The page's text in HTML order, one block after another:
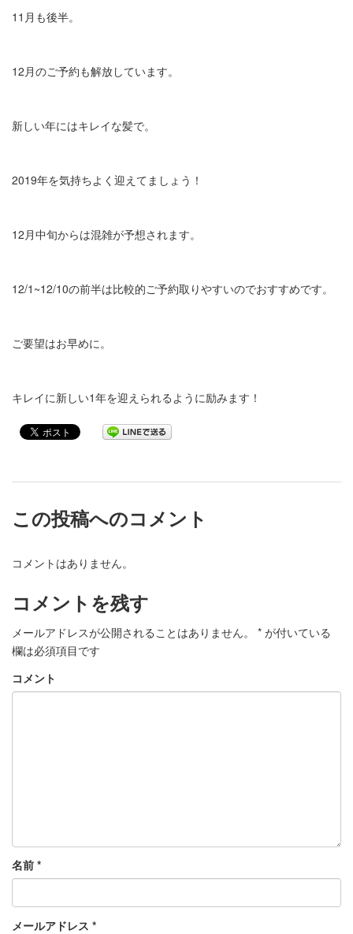
11月も後半。
12月のご予約も解放しています。
新しい年にはキレイな髪で。
2019年を気持ちよく迎えてましょう！
12月中旬からは混雑が予想されます。
12/1~12/10の前半は比較的ご予約取りやすいのでおすすめです。
ご要望はお早めに。
キレイに新しい1年を迎えられるように励みます！
この投稿へのコメント
コメントはありません。
コメントを残す
メールアドレスが公開されることはありません。 * が付いている
欄は必須項目です
コメント
名前 *
メールアドレス *